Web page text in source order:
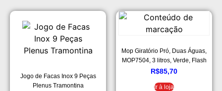
Jogo de Facas Inox 9 Peças
Plenus Tramontina
Mop Giratório Pró, Duas Águas,
MOP7504, 3 litros, Verde, Flash
Limp
R$85,70
Ir à loja